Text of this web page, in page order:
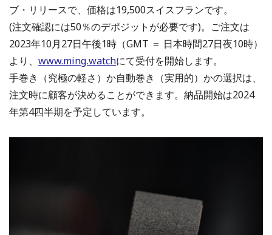
ブ・リリースで、価格は19,500スイスフランです。
(注文確認には50％のデポジットが必要です)。ご注文は
2023年10月27日午後1時（GMT ＝ 日本時間27日夜10時）
より、 www.ming.watchにて受付を開始します。
手巻き（究極の軽さ）か自動巻き（実用的）かの選択は、
注文時に顧客が決めることができます。納品開始は2024
年第4四半期を予定しています。